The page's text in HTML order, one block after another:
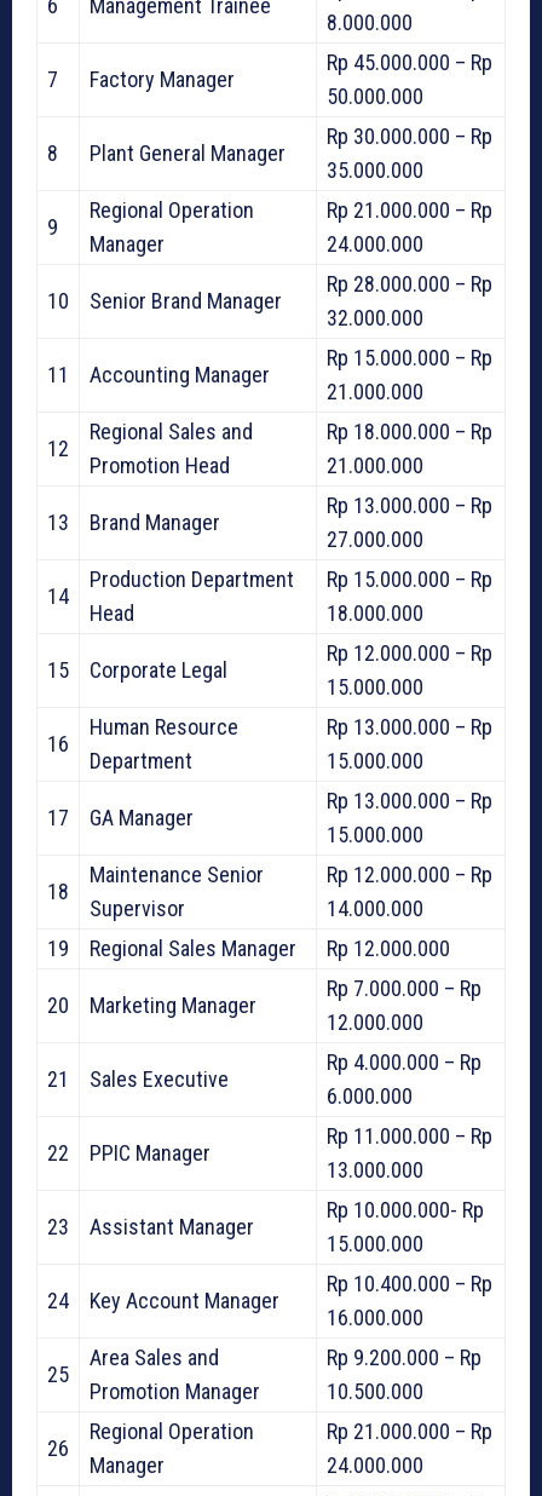
6 Management Trainee
8.000.000
7 Factory Manager
Rp 45.000.000 – Rp
50.000.000
8 Plant General Manager
Rp 30.000.000 – Rp
35.000.000
9
Regional Operation
Manager
Rp 21.000.000 – Rp
24.000.000
10 Senior Brand Manager
Rp 28.000.000 – Rp
32.000.000
11 Accounting Manager
Rp 15.000.000 – Rp
21.000.000
12
Regional Sales and
Promotion Head
Rp 18.000.000 – Rp
21.000.000
13 Brand Manager
Rp 13.000.000 – Rp
27.000.000
14
Production Department
Head
Rp 15.000.000 – Rp
18.000.000
15 Corporate Legal
Rp 12.000.000 – Rp
15.000.000
16
Human Resource
Department
Rp 13.000.000 – Rp
15.000.000
17 GA Manager
Rp 13.000.000 – Rp
15.000.000
18
Maintenance Senior
Supervisor
Rp 12.000.000 – Rp
14.000.000
19
Regional Sales Manager Rp 12.000.000
20 Marketing Manager
Rp 7.000.000 – Rp
12.000.000
21 Sales Executive
Rp 4.000.000 – Rp
6.000.000
22 PPIC Manager
Rp 11.000.000 – Rp
13.000.000
23 Assistant Manager
Rp 10.000.000- Rp
15.000.000
24 Key Account Manager
Rp 10.400.000 – Rp
16.000.000
25
Area Sales and
Promotion Manager
Rp 9.200.000 – Rp
10.500.000
26
Regional Operation
Manager
Rp 21.000.000 – Rp
24.000.000